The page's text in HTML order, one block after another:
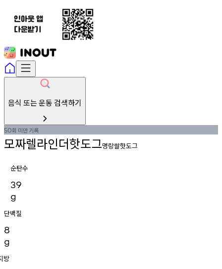
음식 또는 운동 검색하기
50회 미만기록
모짜렐라인더핫도그명랑쌀핫도그
순탄수
39
g
단백질
8
g
방